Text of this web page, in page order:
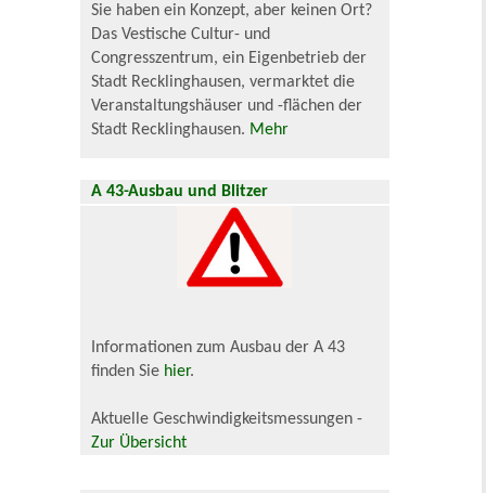
Sie haben ein Konzept, aber keinen Ort?
Das Vestische Cultur- und
Congresszentrum, ein Eigenbetrieb der
Stadt Recklinghausen, vermarktet die
Veranstaltungshäuser und -flächen der
Stadt Recklinghausen. Mehr
A 43-Ausbau und Blitzer
Informationen zum Ausbau der A 43
finden Sie hier.
Aktuelle Geschwindigkeitsmessungen -
Zur Übersicht